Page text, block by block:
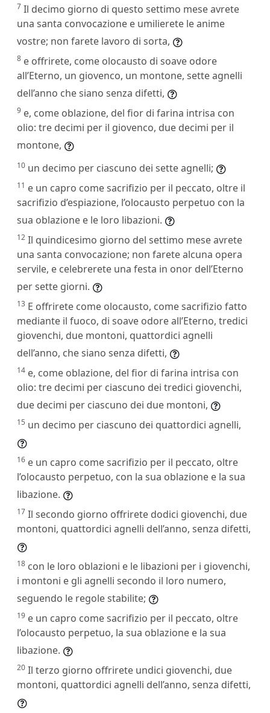
7 Il decimo giorno di questo settimo mese avrete
una santa convocazione e umilierete le anime
vostre; non farete lavoro di sorta,
8 e offrirete, come olocausto di soave odore
all’Eterno, un giovenco, un montone, sette agnelli
dell’anno che siano senza difetti,
9 e, come oblazione, del fior di farina intrisa con
olio: tre decimi per il giovenco, due decimi per il
montone,
10 un decimo per ciascuno dei sette agnelli;
11 e un capro come sacrifizio per il peccato, oltre il
sacrifizio d’espiazione, l’olocausto perpetuo con la
sua oblazione e le loro libazioni.
12 Il quindicesimo giorno del settimo mese avrete
una santa convocazione; non farete alcuna opera
servile, e celebrerete una festa in onor dell’Eterno
per sette giorni.
13 E offrirete come olocausto, come sacrifizio fatto
mediante il fuoco, di soave odore all’Eterno, tredici
giovenchi, due montoni, quattordici agnelli
dell’anno, che siano senza difetti,
14 e, come oblazione, del fior di farina intrisa con
olio: tre decimi per ciascuno dei tredici giovenchi,
due decimi per ciascuno dei due montoni,
15 un decimo per ciascuno dei quattordici agnelli,
16 e un capro come sacrifizio per il peccato, oltre
l’olocausto perpetuo, con la sua oblazione e la sua
libazione.
17 Il secondo giorno offrirete dodici giovenchi, due
montoni, quattordici agnelli dell’anno, senza difetti,
18 con le loro oblazioni e le libazioni per i giovenchi,
i montoni e gli agnelli secondo il loro numero,
seguendo le regole stabilite;
19 e un capro come sacrifizio per il peccato, oltre
l’olocausto perpetuo, la sua oblazione e la sua
libazione.
20 Il terzo giorno offrirete undici giovenchi, due
montoni, quattordici agnelli dell’anno, senza difetti,